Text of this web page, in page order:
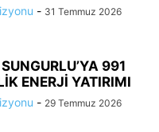
- 31 Temmuz 2026
991
ENERJİ YATIRIMI
- 29 Temmuz 2026